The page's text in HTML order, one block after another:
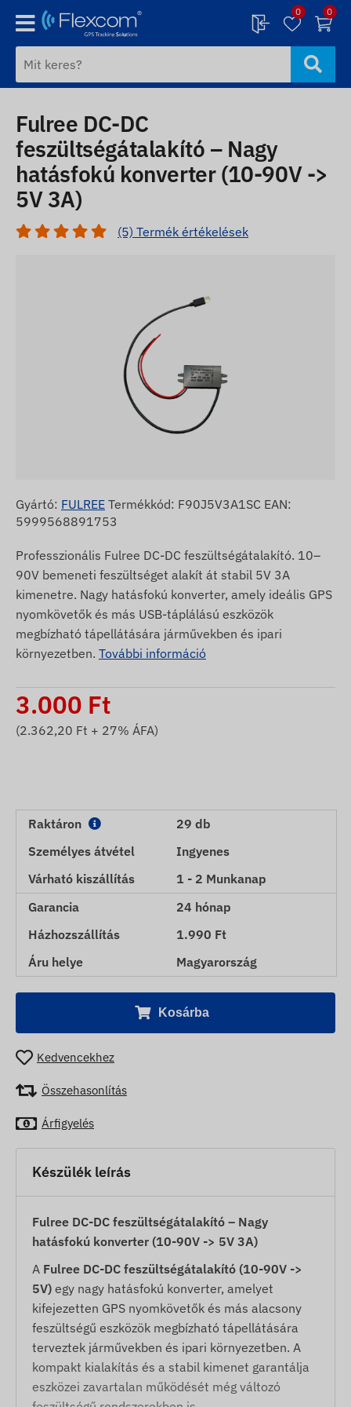
0 0
Fulree DC-DC
feszültségátalakító – Nagy
hatásfokú konverter (10-90V ->
5V 3A)
(5) Termék értékelések
Gyártó: FULREE Termékkód: F90J5V3A1SC EAN:
5999568891753
Professzionális Fulree DC-DC feszültségátalakító. 10–
90V bemeneti feszültséget alakít át stabil 5V 3A
kimenetre. Nagy hatásfokú konverter, amely ideális GPS
nyomkövetők és más USB-táplálású eszközök
megbízható tápellátására járművekben és ipari
környezetben. További információ
3.000 Ft
(2.362,20 Ft + 27% ÁFA)
Raktáron
29 db
Személyes átvétel
Ingyenes
Várható kiszállítás
1 - 2 Munkanap
Garancia
24 hónap
Házhozszállítás
1.990 Ft
Áru helye
Magyarország
Kosárba
Kedvencekhez
Összehasonlítás
Árfigyelés
Készülék leírás
Fulree DC-DC feszültségátalakító – Nagy
hatásfokú konverter (10-90V -> 5V 3A)
A Fulree DC-DC feszültségátalakító (10-90V ->
5V) egy nagy hatásfokú konverter, amelyet
kifejezetten GPS nyomkövetők és más alacsony
feszültségű eszközök megbízható tápellátására
terveztek járművekben és ipari környezetben. A
kompakt kialakítás és a stabil kimenet garantálja
eszközei zavartalan működését még változó